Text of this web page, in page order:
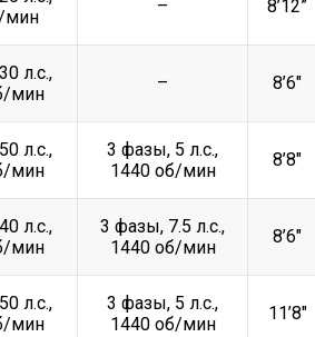
мин
– 8’12”
л.с.,
мин
– 8’6″
л.с.,
мин
3 фазы, 5 л.с.,
1440 об/мин
8’8″
л.с.,
мин
3 фазы, 7.5 л.с.,
1440 об/мин
8’6″
л.с.,
мин
3 фазы, 5 л.с.,
1440 об/мин
11’8″